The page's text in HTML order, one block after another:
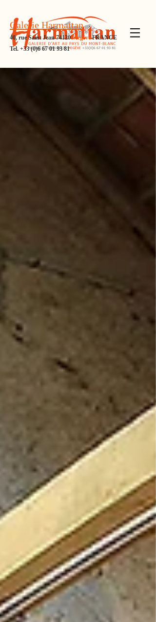
Galerie Harmattan
40, rue Saint Jean 74120MegèveFRANCE
Tel. +33 (0)6 67 01 93 81